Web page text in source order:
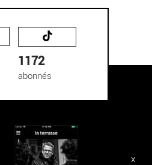
x
1172
abonnés